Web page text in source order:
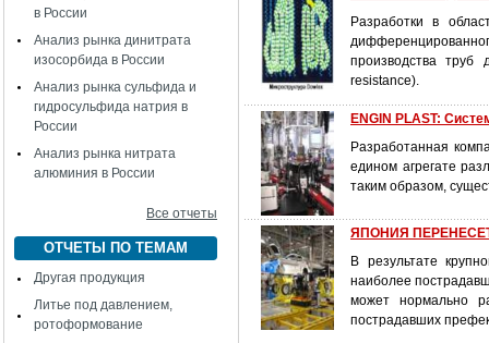
в России
Анализ рынка динитрата
изосорбида в России
Анализ рынка сульфида и
гидросульфида натрия в
России
Анализ рынка нитрата
алюминия в России
Все отчеты
ОТЧЕТЫ ПО ТЕМАМ
Другая продукция
Литье под давлением,
ротоформование
Разработки в
производства труб
resistance).
ENGIN PLAST:
Разработанная
едином агрегате
таким образом,
ЯПОНИЯ
В результате
наиболее
может нормально
пострадавших